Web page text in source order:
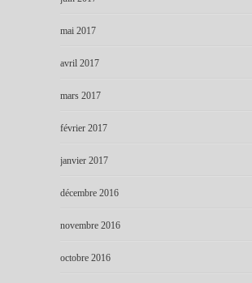
mai 2017
avril 2017
mars 2017
février 2017
janvier 2017
décembre 2016
novembre 2016
octobre 2016